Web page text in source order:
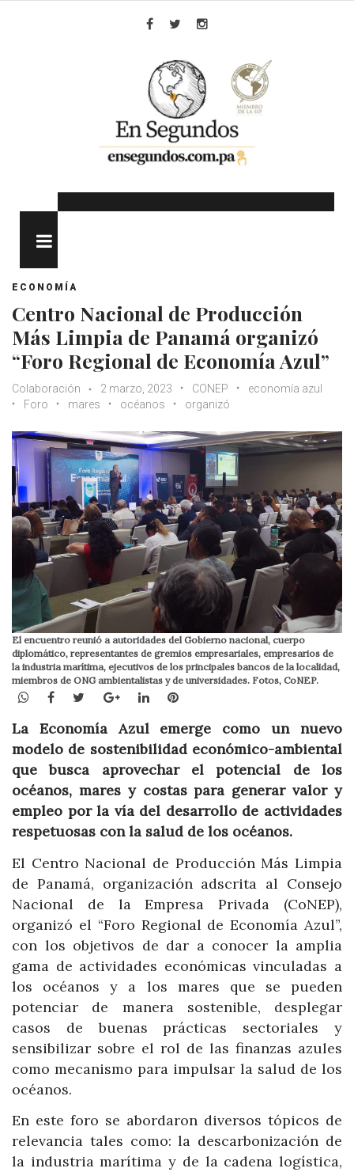
ECONOMÍA
Centro Nacional de Producción
Más Limpia de Panamá organizó
“Foro Regional de Economía Azul”
Colaboración 2 marzo, 2023 CONEP
economía azul
Foro
mares océanos organizó
El encuentro reunió a autoridades del Gobierno nacional, cuerpo
diplomático, representantes de gremios empresariales, empresarios de
la industria marítima, ejecutivos de los principales bancos de la localidad,
miembros de ONG ambientalistas y de universidades. Fotos, CoNEP.
WhatsApp
Facebook
TwitterGoogle+LinkedInPinterest
La Economía Azul emerge como un nuevo
modelo de sostenibilidad económico-ambiental
que busca aprovechar el potencial de los
océanos, mares y costas para generar valor y
empleo por la vía del desarrollo de actividades
respetuosas con la salud de los océanos.
El Centro Nacional de Producción Más Limpia
de Panamá, organización adscrita al Consejo
Nacional de la Empresa Privada (CoNEP),
organizó el “Foro Regional de Economía Azul”,
con los objetivos de dar a conocer la amplia
gama de actividades económicas vinculadas a
los océanos y a los mares que se pueden
potenciar de manera sostenible, desplegar
casos de buenas prácticas sectoriales y
sensibilizar sobre el rol de las finanzas azules
como mecanismo para impulsar la salud de los
océanos.
En este foro se abordaron diversos tópicos de
relevancia tales como: la descarbonización de
la industria marítima y de la cadena logística,